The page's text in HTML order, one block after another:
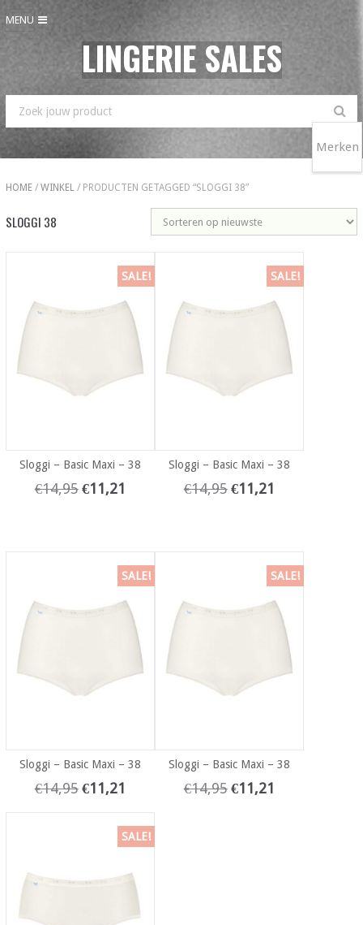
MENU
LINGERIE SALES
HOME/ WINKEL/ PRODUCTEN GETAGGED “SLOGGI 38”
SLOGGI 38
SALE!
Sloggi – Basic Maxi – 38
€14,95 €11,21
SALE!
Sloggi – Basic Maxi – 38
€14,95 €11,21
SALE!
Sloggi – Basic Maxi – 38
€14,95 €11,21
SALE!
Sloggi – Basic Maxi – 38
€14,95 €11,21
SALE!
Merken